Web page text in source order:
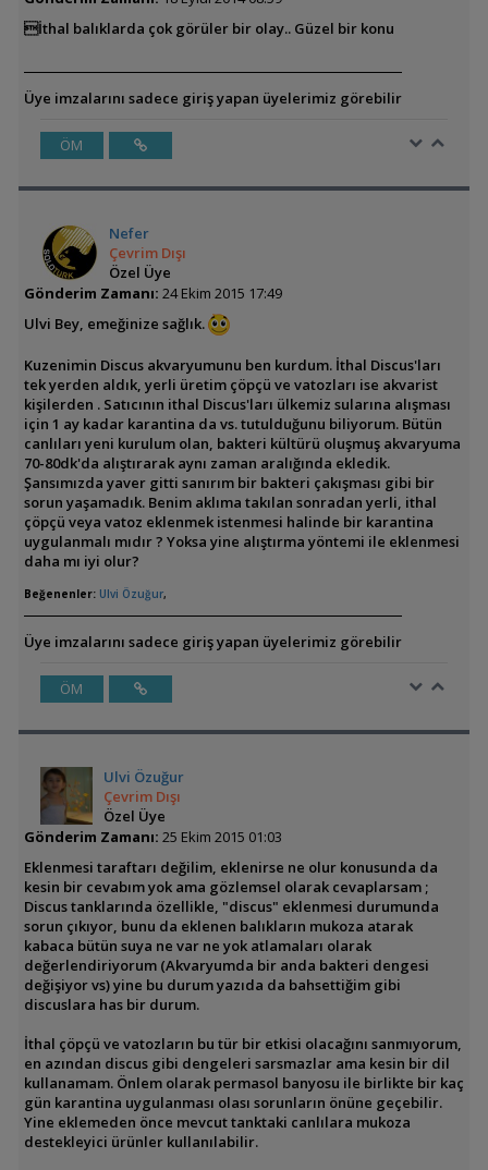
İthal balıklarda çok görüler bir olay.. Güzel bir konu
Üye imzalarını sadece giriş yapan üyelerimiz görebilir
ÖM
Nefer
Çevrim Dışı
Özel Üye
Gönderim Zamanı: 24 Ekim 2015 17:49
Ulvi Bey, emeğinize sağlık.
Kuzenimin Discus akvaryumunu ben kurdum. İthal Discus'ları
tek yerden aldık, yerli üretim çöpçü ve vatozları ise akvarist
kişilerden . Satıcının ithal Discus'ları ülkemiz sularına alışması
için 1 ay kadar karantina da vs. tutulduğunu biliyorum. Bütün
canlıları yeni kurulum olan, bakteri kültürü oluşmuş akvaryuma
70-80dk'da alıştırarak aynı zaman aralığında ekledik.
Şansımızda yaver gitti sanırım bir bakteri çakışması gibi bir
sorun yaşamadık. Benim aklıma takılan sonradan yerli, ithal
çöpçü veya vatoz eklenmek istenmesi halinde bir karantina
uygulanmalı mıdır ? Yoksa yine alıştırma yöntemi ile eklenmesi
daha mı iyi olur?
Beğenenler: Ulvi Özuğur,
Üye imzalarını sadece giriş yapan üyelerimiz görebilir
ÖM
Ulvi Özuğur
Çevrim Dışı
Özel Üye
Gönderim Zamanı: 25 Ekim 2015 01:03
Eklenmesi taraftarı değilim, eklenirse ne olur konusunda da
kesin bir cevabım yok ama gözlemsel olarak cevaplarsam ;
Discus tanklarında özellikle, "discus" eklenmesi durumunda
sorun çıkıyor, bunu da eklenen balıkların mukoza atarak
kabaca bütün suya ne var ne yok atlamaları olarak
değerlendiriyorum (Akvaryumda bir anda bakteri dengesi
değişiyor vs) yine bu durum yazıda da bahsettiğim gibi
discuslara has bir durum.
İthal çöpçü ve vatozların bu tür bir etkisi olacağını sanmıyorum,
en azından discus gibi dengeleri sarsmazlar ama kesin bir dil
kullanamam. Önlem olarak permasol banyosu ile birlikte bir kaç
gün karantina uygulanması olası sorunların önüne geçebilir.
Yine eklemeden önce mevcut tanktaki canlılara mukoza
destekleyici ürünler kullanılabilir.